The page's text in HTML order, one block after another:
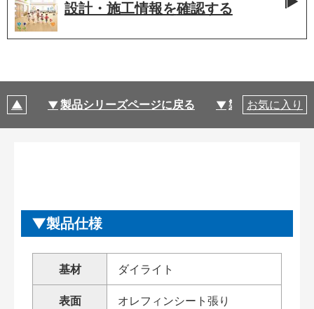
設計・施工情報を確認する
製品シリーズページに戻る 製品仕様
お気に入り
製品仕様
基材 ダイライト
表面 オレフィンシート張り